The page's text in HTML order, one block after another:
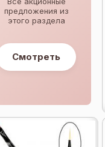
предложения из
этого раздела
Смотреть